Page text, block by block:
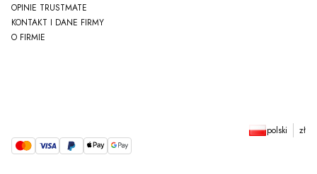
OPINIE TRUSTMATE
KONTAKT I DANE FIRMY
O FIRMIE
polski zł